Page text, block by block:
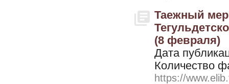
Таежный
(8 февраля)
Дата
Количество
https://